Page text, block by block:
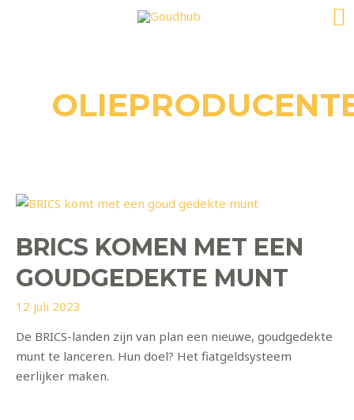
BRICS KOMEN MET EEN
GOUDGEDEKTE MUNT
12 juli 2023
De BRICS-landen zijn van plan een nieuwe, goudgedekte
munt te lanceren. Hun doel? Het fiatgeldsysteem
eerlijker maken.